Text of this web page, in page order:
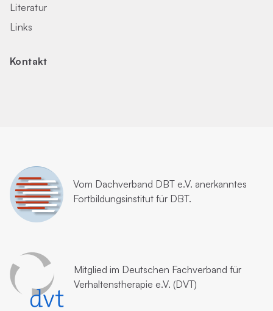
Literatur
Links
Kontakt
Vom Dachverband DBT e.V. anerkanntes
Fortbildungsinstitut für DBT.
Mitglied im Deutschen Fachverband für
Verhaltenstherapie e.V. (DVT)